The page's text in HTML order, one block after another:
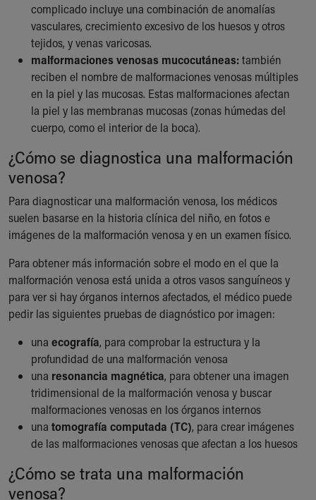
complicado incluye una combinación de anomalías
vasculares, crecimiento excesivo de los huesos y otros
tejidos, y venas varicosas.
malformaciones venosas mucocutáneas:también
reciben el nombre de malformaciones venosas múltiples
en la piel y las mucosas. Estas malformaciones afectan
la piel y las membranas mucosas (zonas húmedas del
cuerpo, como el interior de la boca).
¿Cómo se diagnostica una malformación
venosa?
Para diagnosticar una malformación venosa, los médicos
suelen basarse en la historia clínica del niño, en fotos e
imágenes de la malformación venosa y en un examen físico.
Para obtener más información sobre el modo en el que la
malformación venosa está unida a otros vasos sanguíneos y
para ver si hay órganos internos afectados, el médico puede
pedir las siguientes pruebas de diagnóstico por imagen:
una ecografía, para comprobar la estructura y la
profundidad de una malformación venosa
una resonancia magnética, para obtener una imagen
tridimensional de la malformación venosa y buscar
malformaciones venosas en los órganos internos
una tomografía computada (TC), para crear imágenes
de las malformaciones venosas que afectan a los huesos
¿Cómo se trata una malformación
venosa?